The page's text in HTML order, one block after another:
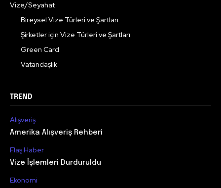
Vize/Seyahat
Bireysel Vize Türleri ve Şartları
Şirketler için Vize Türleri ve Şartları
Green Card
Vatandaşlık
TREND
Alışveriş
Amerika Alışveriş Rehberi
Flaş Haber
Vize İşlemleri Durduruldu
Ekonomi